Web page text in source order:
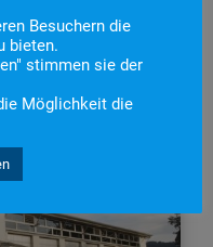
Besuchern die
bieten.
stimmen sie der
Möglichkeit die